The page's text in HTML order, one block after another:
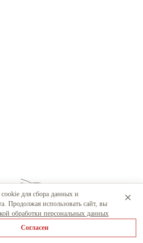
Расширители арок
для сбора данных и
Продолжая использовать сайт, вы
обработки персональных данных
Согласен
×